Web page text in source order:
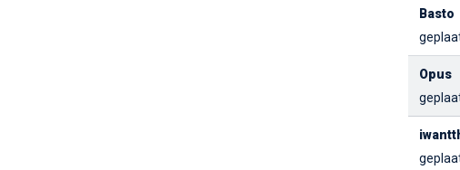
Basto
Opus